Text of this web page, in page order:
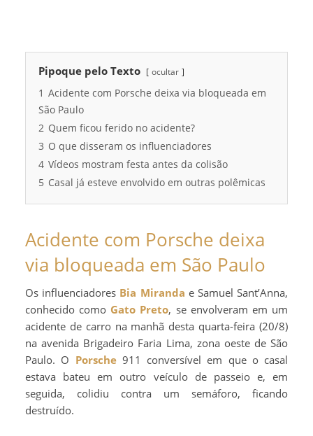
Pipoque pelo Texto ocultar
1 Acidente com Porsche deixa via bloqueada em
São Paulo
2 Quem ficou ferido no acidente?
3 O que disseram os influenciadores
4 Vídeos mostram festa antes da colisão
5 Casal já esteve envolvido em outras polêmicas
Acidente com Porsche deixa
via bloqueada em São Paulo
Os influenciadores Bia Miranda e Samuel Sant’Anna,
conhecido como Gato Preto, se envolveram em um
acidente de carro na manhã desta quarta-feira (20/8)
na avenida Brigadeiro Faria Lima, zona oeste de São
Paulo. O Porsche911 conversível em que o casal
estava bateu em outro veículo de passeio e, em
seguida, colidiu contra um semáforo, ficando
destruído.